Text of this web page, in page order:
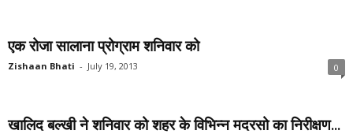
एक रोजा सालाना प्रोग्राम शनिवार को
Zishaan Bhati - July 19, 2013 0
खालिद बल्खी ने शनिवार को शहर के विभिन्न मदरसो का निरीक्षण...